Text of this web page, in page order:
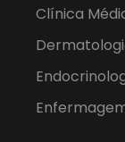
Clínica